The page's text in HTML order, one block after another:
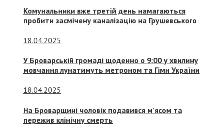
Комунальники вже третій день намагаються
пробити засмічену каналізацію на Грушевського
18.04.2025
У Броварській громаді щоденно о 9:00 у хвилину
мовчання лунатимуть метроном та Гімн України
18.04.2025
На Броварщині чоловік подавився м’ясом та
пережив клінічну смерть